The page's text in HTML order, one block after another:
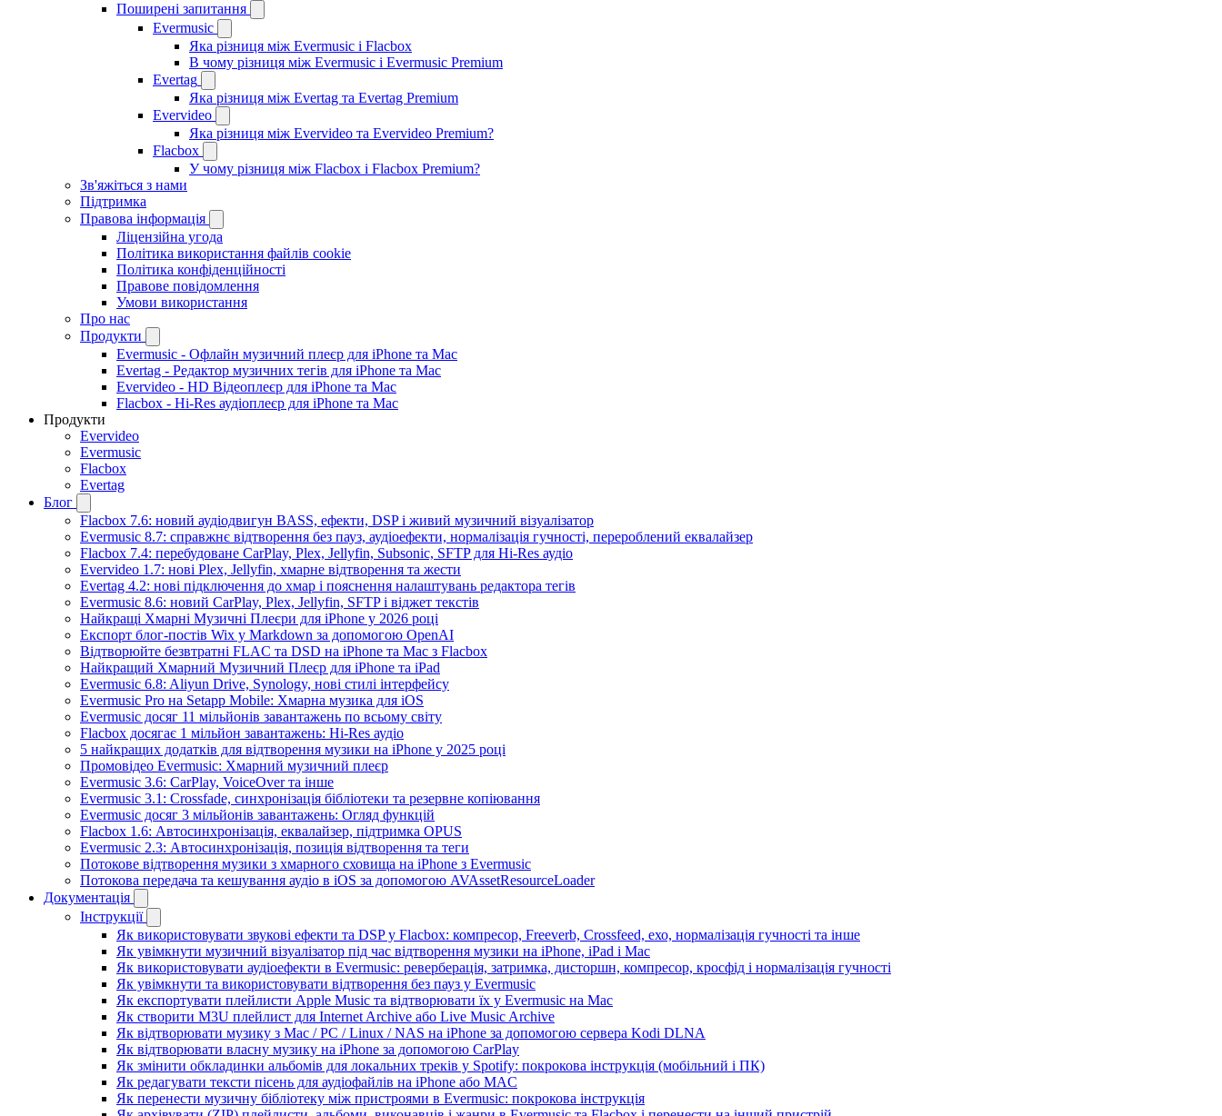
Поширені запитання
Evermusic
Яка різниця між Evermusic і Flacbox
В чому різниця між Evermusic і Evermusic Premium
Evertag
Яка різниця між Evertag та Evertag Premium
Evervideo
Яка різниця між Evervideo та Evervideo Premium?
Flacbox
У чому різниця між Flacbox і Flacbox Premium?
Зв'яжіться з нами
Підтримка
Правова інформація
Ліцензійна угода
Політика використання файлів cookie
Політика конфіденційності
Правове повідомлення
Умови використання
Про нас
Продукти
Evermusic - Офлайн музичний плеєр для iPhone та Mac
Evertag - Редактор музичних тегів для iPhone та Mac
Evervideo - HD Відеоплеєр для iPhone та Mac
Flacbox - Hi-Res аудіоплеєр для iPhone та Mac
Продукти
Evervideo
Evermusic
Flacbox
Evertag
Блог
Flacbox 7.6: новий аудіодвигун BASS, ефекти, DSP і живий музичний візуалізатор
Evermusic 8.7: справжнє відтворення без пауз, аудіоефекти, нормалізація гучності, перероблений еквалайзер
Flacbox 7.4: перебудоване CarPlay, Plex, Jellyfin, Subsonic, SFTP для Hi-Res аудіо
Evervideo 1.7: нові Plex, Jellyfin, хмарне відтворення та жести
Evertag 4.2: нові підключення до хмар і пояснення налаштувань редактора тегів
Evermusic 8.6: новий CarPlay, Plex, Jellyfin, SFTP і віджет текстів
Найкращі Хмарні Музичні Плеєри для iPhone у 2026 році
Експорт блог-постів Wix у Markdown за допомогою OpenAI
Відтворюйте безвтратні FLAC та DSD на iPhone та Mac з Flacbox
Найкращий Хмарний Музичний Плеєр для iPhone та iPad
Evermusic 6.8: Aliyun Drive, Synology, нові стилі інтерфейсу
Evermusic Pro на Setapp Mobile: Хмарна музика для iOS
Evermusic досяг 11 мільйонів завантажень по всьому світу
Flacbox досягає 1 мільйон завантажень: Hi-Res аудіо
5 найкращих додатків для відтворення музики на iPhone у 2025 році
Промовідео Evermusic: Хмарний музичний плеєр
Evermusic 3.6: CarPlay, VoiceOver та інше
Evermusic 3.1: Crossfade, синхронізація бібліотеки та резервне копіювання
Evermusic досяг 3 мільйонів завантажень: Огляд функцій
Flacbox 1.6: Автосинхронізація, еквалайзер, підтримка OPUS
Evermusic 2.3: Автосинхронізація, позиція відтворення та теги
Потокове відтворення музики з хмарного сховища на iPhone з Evermusic
Потокова передача та кешування аудіо в iOS за допомогою AVAssetResourceLoader
Документація
Інструкції
Як використовувати звукові ефекти та DSP у Flacbox: компресор, Freeverb, Crossfeed, ехо, нормалізація гучності та інше
Як увімкнути музичний візуалізатор під час відтворення музики на iPhone, iPad і Mac
Як використовувати аудіоефекти в Evermusic: реверберація, затримка, дисторшн, компресор, кросфід і нормалізація гучності
Як увімкнути та використовувати відтворення без пауз у Evermusic
Як експортувати плейлисти Apple Music та відтворювати їх у Evermusic на Mac
Як створити M3U плейлист для Internet Archive або Live Music Archive
Як відтворювати музику з Mac / PC / Linux / NAS на iPhone за допомогою сервера Kodi DLNA
Як відтворювати власну музику на iPhone за допомогою CarPlay
Як змінити обкладинки альбомів для локальних треків у Spotify: покрокова інструкція (мобільний і ПК)
Як редагувати тексти пісень для аудіофайлів на iPhone або MAC
Як перенести музичну бібліотеку між пристроями в Evermusic: покрокова інструкція